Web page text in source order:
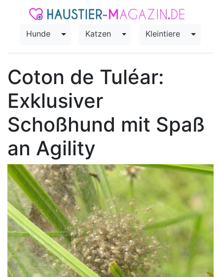
Hunde Toggle Dropdown
Katzen Toggle Dropdown
Kleintiere Toggle
Coton de Tuléar:
Exklusiver
Schoßhund mit Spaß
an Agility